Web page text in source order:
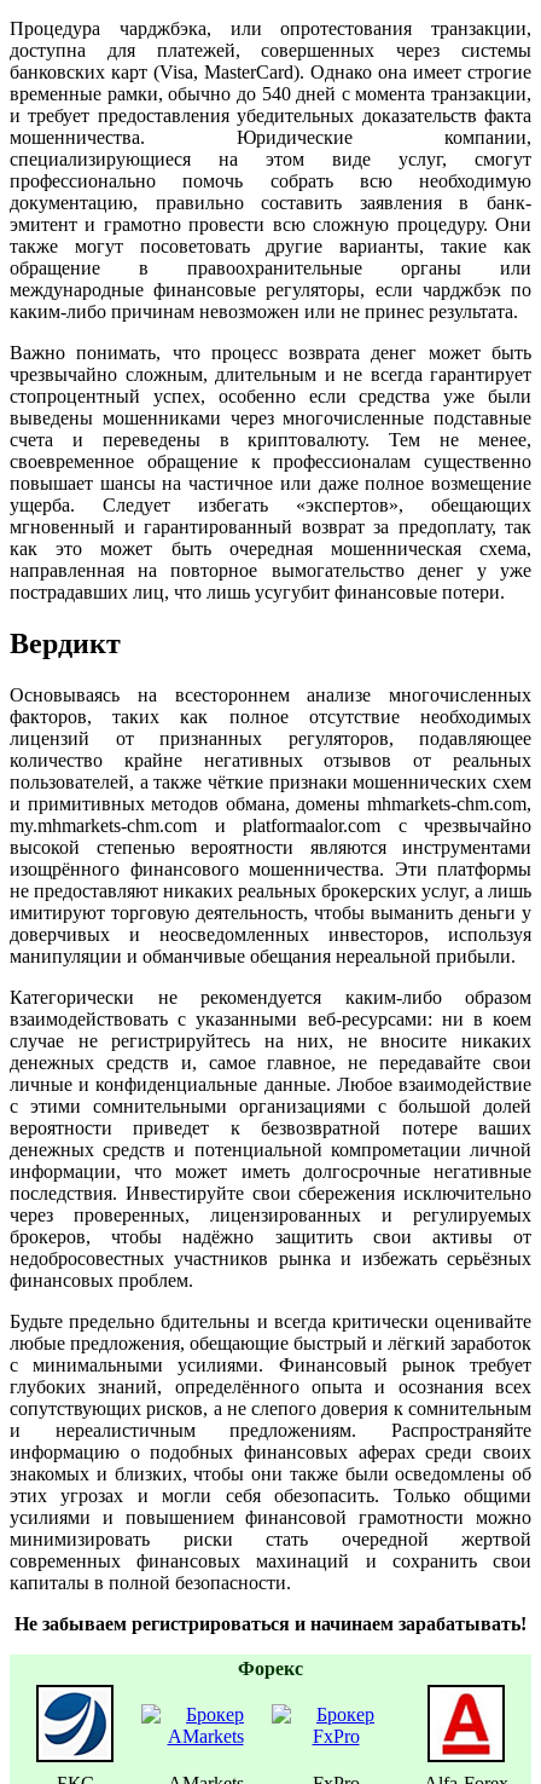
Процедура чарджбэка, или опротестования транзакции,
доступна для платежей, совершенных через системы
банковских карт (Visa, MasterCard). Однако она имеет строгие
временные рамки, обычно до 540 дней с момента транзакции,
и требует предоставления убедительных доказательств факта
мошенничества. Юридические компании,
специализирующиеся на этом виде услуг, смогут
профессионально помочь собрать всю необходимую
документацию, правильно составить заявления в банк-
эмитент и грамотно провести всю сложную процедуру. Они
также могут посоветовать другие варианты, такие как
обращение в правоохранительные органы или
международные финансовые регуляторы, если чарджбэк по
каким-либо причинам невозможен или не принес результата.
Важно понимать, что процесс возврата денег может быть
чрезвычайно сложным, длительным и не всегда гарантирует
стопроцентный успех, особенно если средства уже были
выведены мошенниками через многочисленные подставные
счета и переведены в криптовалюту. Тем не менее,
своевременное обращение к профессионалам существенно
повышает шансы на частичное или даже полное возмещение
ущерба. Следует избегать «экспертов», обещающих
мгновенный и гарантированный возврат за предоплату, так
как это может быть очередная мошенническая схема,
направленная на повторное вымогательство денег у уже
пострадавших лиц, что лишь усугубит финансовые потери.
Вердикт
Основываясь на всестороннем анализе многочисленных
факторов, таких как полное отсутствие необходимых
лицензий от признанных регуляторов, подавляющее
количество крайне негативных отзывов от реальных
пользователей, а также чёткие признаки мошеннических схем
и примитивных методов обмана, домены mhmarkets-chm.com,
my.mhmarkets-chm.com и platformaalor.com с чрезвычайно
высокой степенью вероятности являются инструментами
изощрённого финансового мошенничества. Эти платформы
не предоставляют никаких реальных брокерских услуг, а лишь
имитируют торговую деятельность, чтобы выманить деньги у
доверчивых и неосведомленных инвесторов, используя
манипуляции и обманчивые обещания нереальной прибыли.
Категорически не рекомендуется каким-либо образом
взаимодействовать с указанными веб-ресурсами: ни в коем
случае не регистрируйтесь на них, не вносите никаких
денежных средств и, самое главное, не передавайте свои
личные и конфиденциальные данные. Любое взаимодействие
с этими сомнительными организациями с большой долей
вероятности приведет к безвозвратной потере ваших
денежных средств и потенциальной компрометации личной
информации, что может иметь долгосрочные негативные
последствия. Инвестируйте свои сбережения исключительно
через проверенных, лицензированных и регулируемых
брокеров, чтобы надёжно защитить свои активы от
недобросовестных участников рынка и избежать серьёзных
финансовых проблем.
Будьте предельно бдительны и всегда критически оценивайте
любые предложения, обещающие быстрый и лёгкий заработок
с минимальными усилиями. Финансовый рынок требует
глубоких знаний, определённого опыта и осознания всех
сопутствующих рисков, а не слепого доверия к сомнительным
и нереалистичным предложениям. Распространяйте
информацию о подобных финансовых аферах среди своих
знакомых и близких, чтобы они также были осведомлены об
этих угрозах и могли себя обезопасить. Только общими
усилиями и повышением финансовой грамотности можно
минимизировать риски стать очередной жертвой
современных финансовых махинаций и сохранить свои
капиталы в полной безопасности.
Не забываем регистрироваться и начинаем зарабатывать!
Форекс